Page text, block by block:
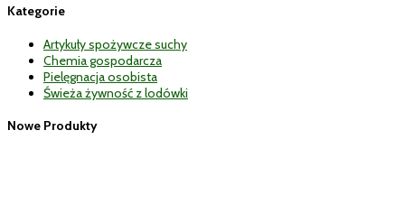
Kategorie
Artykuły spożywcze suchy
Chemia gospodarcza
Pielęgnacja osobista
Świeża żywność z lodówki
Nowe Produkty